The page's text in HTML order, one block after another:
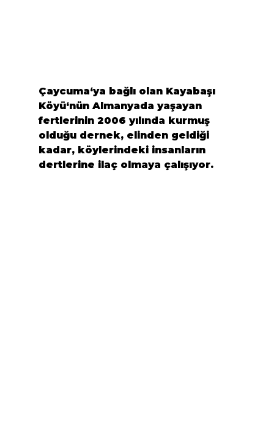
Çaycuma‘ya bağlı olan Kayabaşı
Köyü‘nün Almanyada yaşayan
fertlerinin 2006 yılında kurmuş
olduğu dernek, elinden geldiği
kadar, köylerindeki insanların
dertlerine ilaç olmaya çalışıyor.